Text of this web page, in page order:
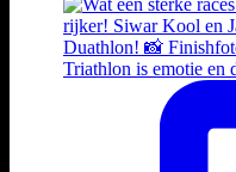
Triathlon is emotie en